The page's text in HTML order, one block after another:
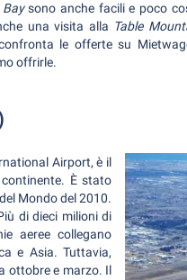
sono anche facili e poco
una visita alla Table
le offerte su
offrirle.
Airport, è il
È stato
Mondo del 2010.
di dieci milioni di
aeree collegano
e Asia. Tuttavia,
ottobre e marzo. Il